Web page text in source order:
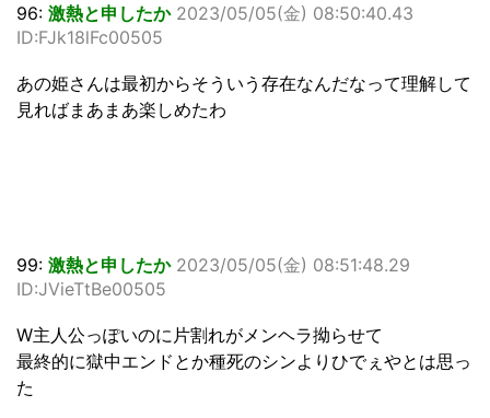
96: 激熱と申したか 2023/05/05(金) 08:50:40.43
ID:FJk18lFc00505
あの姫さんは最初からそういう存在なんだなって理解して
見ればまあまあ楽しめたわ
99: 激熱と申したか 2023/05/05(金) 08:51:48.29
ID:JVieTtBe00505
W主人公っぽいのに片割れがメンヘラ拗らせて
最終的に獄中エンドとか種死のシンよりひでぇやとは思っ
た